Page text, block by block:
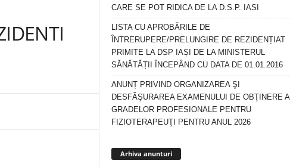
CARE SE POT RIDICA DE LA D.S.P. IASI
LISTA CU APROBĂRILE DE
ÎNTRERUPERE/PRELUNGIRE DE REZIDENȚIAT
PRIMITE LA DSP IAȘI DE LA MINISTERUL
SĂNĂTĂȚII ÎNCEPÂND CU DATA DE 01.01.2016
ANUNȚ PRIVIND ORGANIZAREA ŞI
DESFĂŞURAREA EXAMENULUI DE OBŢINERE A
GRADELOR PROFESIONALE PENTRU
FIZIOTERAPEUŢI PENTRU ANUL 2026
Arhiva anunturi